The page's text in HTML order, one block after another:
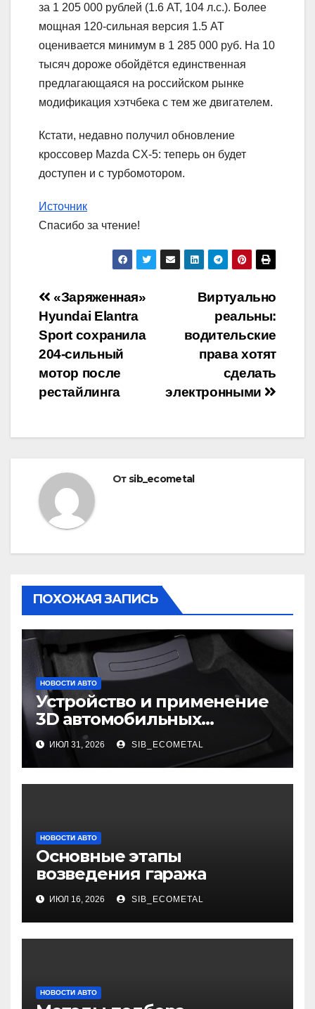
за 1 205 000 рублей (1.6 АТ, 104 л.с.). Более
мощная 120-сильная версия 1.5 АТ
оценивается минимум в 1 285 000 руб. На 10
тысяч дороже обойдётся единственная
предлагающаяся на российском рынке
модификация хэтчбека с тем же двигателем.
Кстати, недавно получил обновление
кроссовер Mazda CX-5: теперь он будет
доступен и с турбомотором.
Источник
Спасибо за чтение!
Навигация
по
записям
Виртуально
реальны:
водительские
права хотят
сделать
электронными
«Заряженная»
Hyundai Elantra
Sport сохранила
204-сильный
мотор после
рестайлинга
От sib_ecometal
ПОХОЖАЯ ЗАПИСЬ
НОВОСТИ АВТО
Устройство и применение
3D автомобильных
ковриков
ИЮЛ 31, 2026 SIB_ECOMETAL
НОВОСТИ АВТО
Основные этапы
возведения гаража
ИЮЛ 16, 2026 SIB_ECOMETAL
НОВОСТИ АВТО